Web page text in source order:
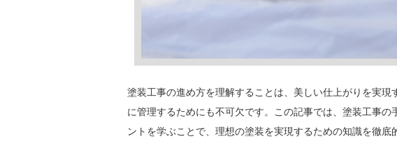
塗装工事の進め方を理解することは、美しい仕上がりを実
に管理するためにも不可欠です。この記事では、塗装工事
ントを学ぶことで、理想の塗装を実現するための知識を徹底